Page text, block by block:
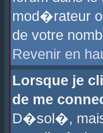
mod�rateur
de votre
Revenir en
Lorsque je
de me
D�sol�,